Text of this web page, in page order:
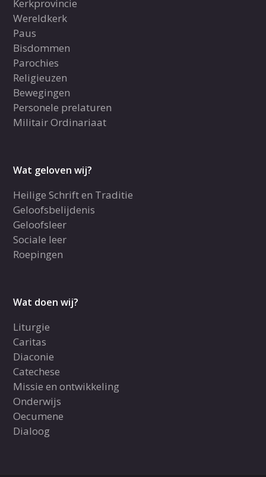
Kerkprovincie
Wereldkerk
Paus
Bisdommen
Parochies
Religieuzen
Bewegingen
Personele prelaturen
Militair Ordinariaat
Wat geloven wij?
Heilige Schrift en Traditie
Geloofsbelijdenis
Geloofsleer
Sociale leer
Roepingen
Wat doen wij?
Liturgie
Caritas
Diaconie
Catechese
Missie en ontwikkeling
Onderwijs
Oecumene
Dialoog